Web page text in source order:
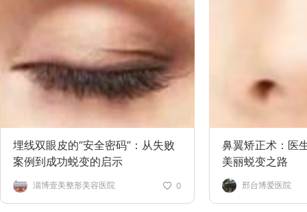
埋线双眼皮的“安全密码”：从失败
案例到成功蜕变的启示
淄博壹美整形美容医院 0
鼻翼矫正术：医
美丽蜕变之路
邢台博爱医院